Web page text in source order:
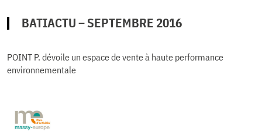
BATIACTU – SEPTEMBRE 2016
POINT P. dévoile un espace de vente à haute performance
environnementale